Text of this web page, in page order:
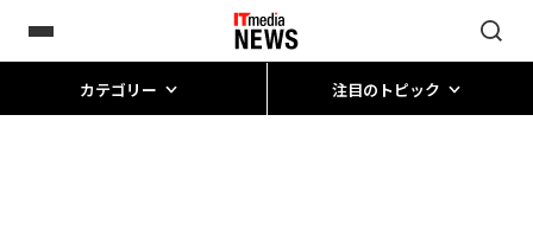
カテゴリー 注目のトピック